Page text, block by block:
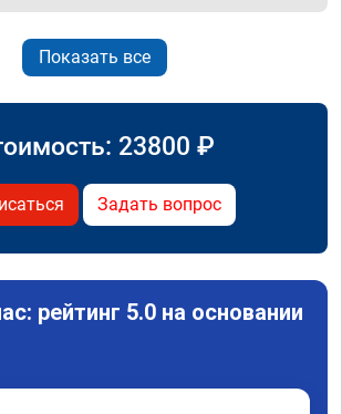
Показать все
23800 ₽
Задать вопрос
рейтинг 5.0 на основании